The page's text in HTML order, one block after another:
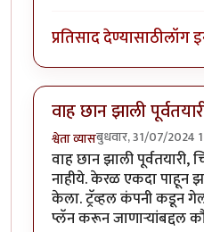
प्रतिसाद देण्यासाठीलॉग
वाह छान झाली
श्वेता व्यासबुधवार, 31/07/2024
वाह छान झाली पूर्वतयारी,
नाहीये. केरळ एकदा पाहून
केला. ट्रॅव्हल कंपनी कडून
प्लॅन करून जाणाऱ्यांबद्दल